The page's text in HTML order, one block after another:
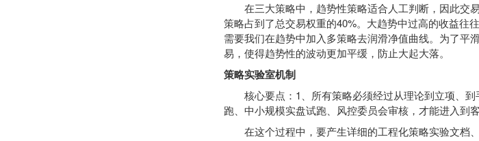
在三大策略中，趋势性策略适合人工判断，因此交
策略占到了总交易权重的40%。大趋势中过高的收益往
需要我们在趋势中加入多策略去润滑净值曲线。为了平
易，使得趋势性的波动更加平缓，防止大起大落。
策略实验室机制
核心要点：1、所有策略必须经过从理论到立项、到
跑、中小规模实盘试跑、风控委员会审核，才能进入到
在这个过程中，要产生详细的工程化策略实验文档